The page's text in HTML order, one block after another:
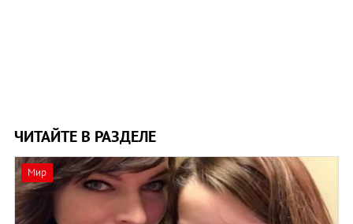
ЧИТАЙТЕ В РАЗДЕЛЕ
Мир